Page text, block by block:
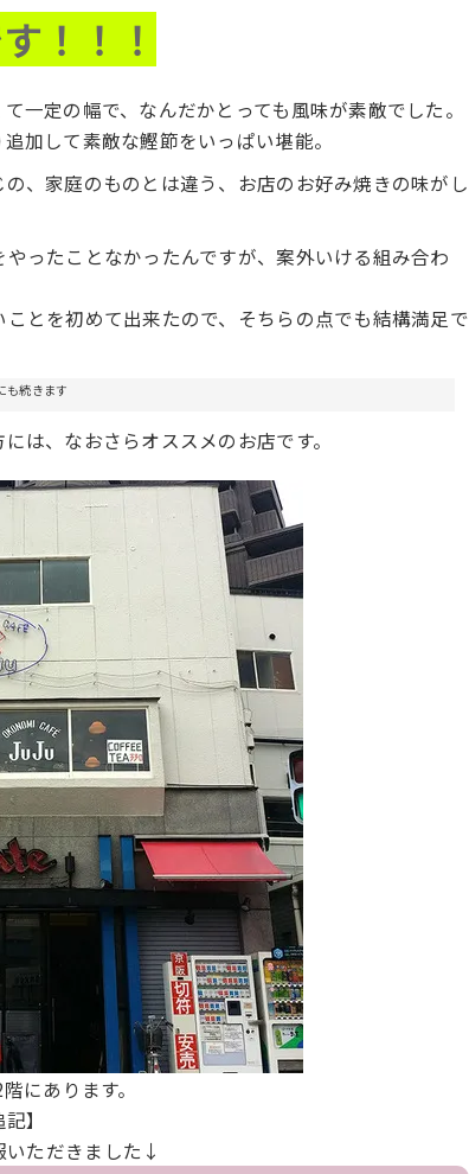
！！！
一定の幅で、なんだかとっても風味が素敵でした。
加して素敵な鰹節をいっぱい堪能。
、家庭のものとは違う、お店のお好み焼きの味がし
ったことなかったんですが、案外いける組み合わ
とを初めて出来たので、そちらの点でも結構満足で
も続きます
は、なおさらオススメのお店です。
にあります。
記】
いただきました↓